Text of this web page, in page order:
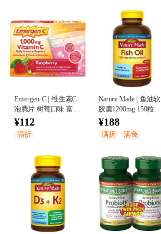
Emergen-C | 维生素C
泡腾片 树莓口味 富含
抗氧化剂和维生素B族
¥112
满折
Nature Made | 鱼油软
胶囊1200mg 150粒
¥188
满折 满免